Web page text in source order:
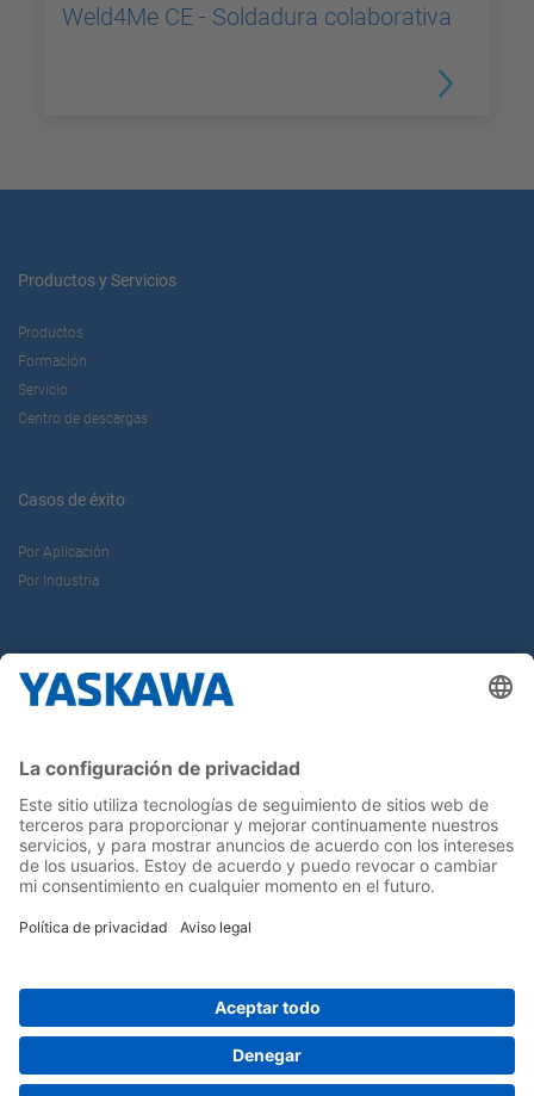
Weld4Me CE - Soldadura colaborativa
Productos y Servicios
Productos
Formación
Servicio
Centro de descargas
Casos de éxito
Por Aplicación
Por Industria
Contacto
¡Síguenos!
Inicio